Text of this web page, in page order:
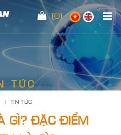
(0)
TỨC
| TIN TỨC
GÌ? ĐẶC ĐIỂM